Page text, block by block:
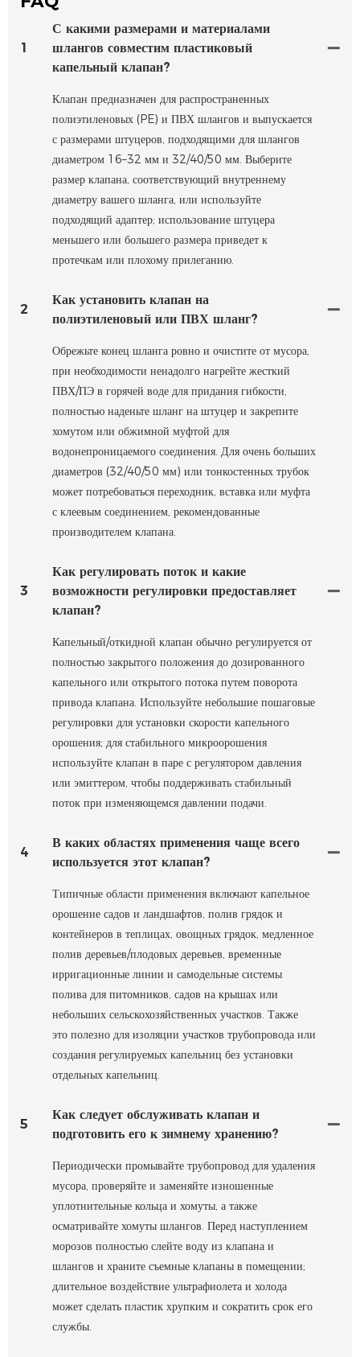
1
С какими размерами и материалами
шлангов совместим пластиковый
капельный клапан?
Клапан предназначен для распространенных
полиэтиленовых (PE) и ПВХ шлангов и выпускается
с размерами штуцеров, подходящими для шлангов
диаметром 16–32 мм и 32/40/50 мм. Выберите
размер клапана, соответствующий внутреннему
диаметру вашего шланга, или используйте
подходящий адаптер; использование штуцера
меньшего или большего размера приведет к
протечкам или плохому прилеганию.
2
Как установить клапан на
полиэтиленовый или ПВХ шланг?
Обрежьте конец шланга ровно и очистите от мусора,
при необходимости ненадолго нагрейте жесткий
ПВХ/ПЭ в горячей воде для придания гибкости,
полностью наденьте шланг на штуцер и закрепите
хомутом или обжимной муфтой для
водонепроницаемого соединения. Для очень больших
диаметров (32/40/50 мм) или тонкостенных трубок
может потребоваться переходник, вставка или муфта
с клеевым соединением, рекомендованные
производителем клапана.
3
Как регулировать поток и какие
возможности регулировки предоставляет
клапан?
Капельный/откидной клапан обычно регулируется от
полностью закрытого положения до дозированного
капельного или открытого потока путем поворота
привода клапана. Используйте небольшие пошаговые
регулировки для установки скорости капельного
орошения; для стабильного микроорошения
используйте клапан в паре с регулятором давления
или эмиттером, чтобы поддерживать стабильный
поток при изменяющемся давлении подачи.
4
В каких областях применения чаще всего
используется этот клапан?
Типичные области применения включают капельное
орошение садов и ландшафтов, полив грядок и
контейнеров в теплицах, овощных грядок, медленное
полив деревьев/плодовых деревьев, временные
ирригационные линии и самодельные системы
полива для питомников, садов на крышах или
небольших сельскохозяйственных участков. Также
это полезно для изоляции участков трубопровода или
создания регулируемых капельниц без установки
отдельных капельниц.
5
Как следует обслуживать клапан и
подготовить его к зимнему хранению?
Периодически промывайте трубопровод для удаления
мусора, проверяйте и заменяйте изношенные
уплотнительные кольца и хомуты, а также
осматривайте хомуты шлангов. Перед наступлением
морозов полностью слейте воду из клапана и
шлангов и храните съемные клапаны в помещении;
длительное воздействие ультрафиолета и холода
может сделать пластик хрупким и сократить срок его
службы.